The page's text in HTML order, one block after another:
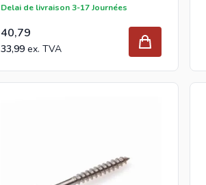
Delai de livraison 3-17 Journées
40,79
33,99